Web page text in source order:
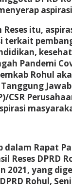
Reses itu,
terkait
Pandemi
Rohul
CSR
dalam Rapat
Reses DPRD
2021, yang
Rohul,